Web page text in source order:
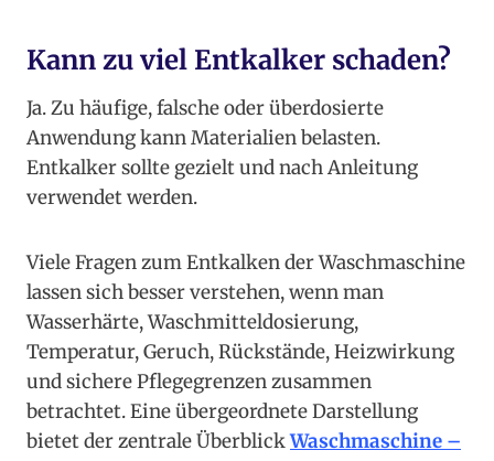
Kann zu viel Entkalker schaden?
Ja. Zu häufige, falsche oder überdosierte
Anwendung kann Materialien belasten.
Entkalker sollte gezielt und nach Anleitung
verwendet werden.
Viele Fragen zum Entkalken der Waschmaschine
lassen sich besser verstehen, wenn man
Wasserhärte, Waschmitteldosierung,
Temperatur, Geruch, Rückstände, Heizwirkung
und sichere Pflegegrenzen zusammen
betrachtet. Eine übergeordnete Darstellung
bietet der zentrale ÜberblickWaschmaschine –